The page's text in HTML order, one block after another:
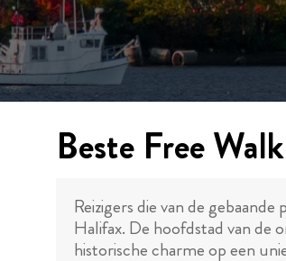
Beste Free
Reizigers die van de
Halifax. De hoofdstad van de
historische charme op een